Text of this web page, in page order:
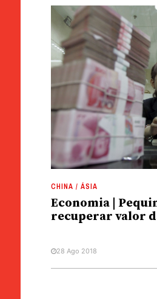
CHINA / ÁSIA
Economia |
recuperar valor
28 Ago 2018